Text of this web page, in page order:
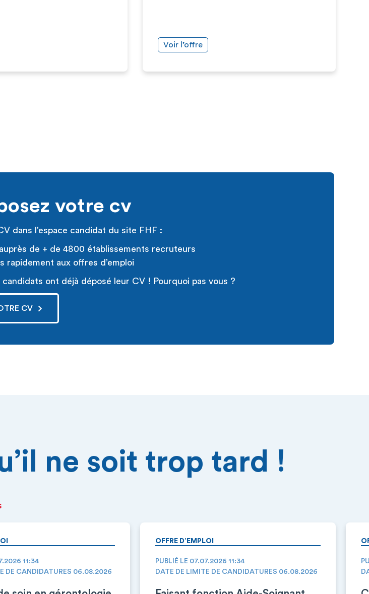
Voir l’offre
votre cv
dans l’espace candidat du site FHF :
de + de 4800 établissements recruteurs
rapidement aux offres d’emploi
candidats ont déjà déposé leur CV ! Pourquoi pas vous ?
CV
ne soit trop tard !
11:34
DE CANDIDATURES 06.08.2026
OFFRE D’EMPLOI
PUBLIÉ LE 07.07.2026 11:34
DATE DE LIMITE DE CANDIDATURES 06.08.2026